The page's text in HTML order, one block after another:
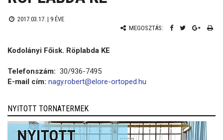
2017.03.17. | 9 ÉVE
MEGOSZTÁS:
Kodolányi Főisk. Röplabda KE
Telefonszám: 30/936-7495
E-mail cím: nagy.robert@elore-ortoped.hu
NYITOTT TORNATERMEK